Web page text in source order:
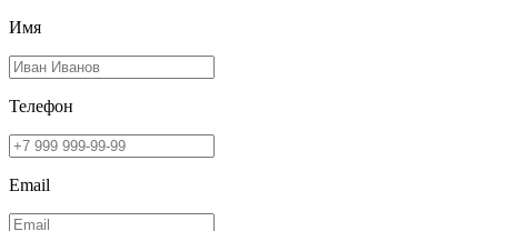
Имя
Телефон
Email